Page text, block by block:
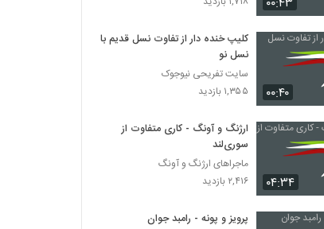
۰۰:۴۰
کلیپ خنده دار از تفاوت نسل قدیم با
نسل نو
سایت تفریحی نیوجوک
۱,۳۵۵ بازدید
۰۴:۳۴
ارژنگ و آونگ - کاری متفاوت از
سوری‌لند
ماجراهای ارژنگ و آونگ
۲,۴۱۶ بازدید
پرویز و پونه - رامبد جوان